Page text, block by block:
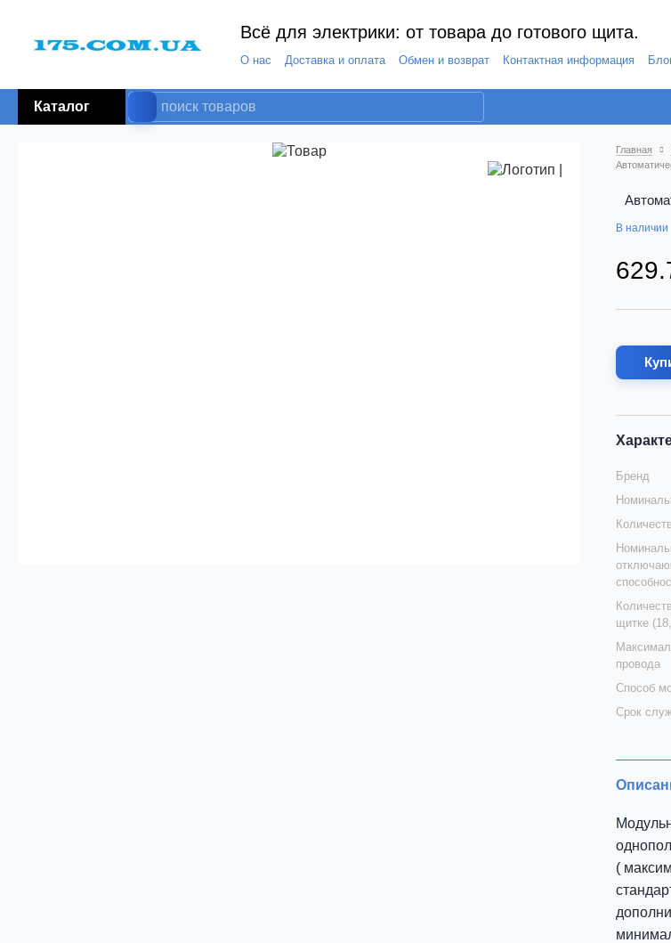
Всё для электрики: от товара до готового щита.
О нас Доставка и оплата Обмен и возврат Контактная информация
Каталог
Главная
В наличии
Бренд
щитке
провода
Способ
Срок
(